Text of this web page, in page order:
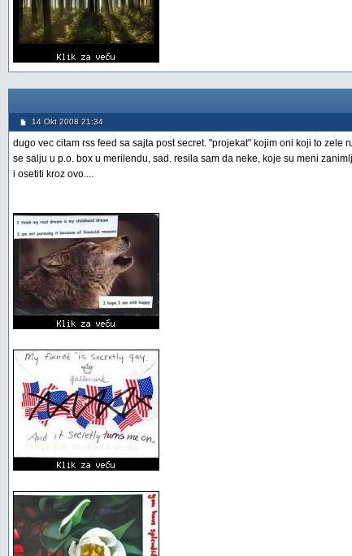
14 Okt 2008 21:34
dugo vec citam rss feed sa sajta post secret. "projekat" kojim oni koji to
se salju u p.o. box u merilendu, sad. resila sam da neke, koje su meni
i osetiti kroz ovo....